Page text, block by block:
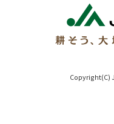
Copyright(C)